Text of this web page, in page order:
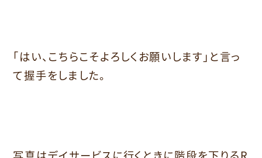
「はい、こちらこそよろしくお願いします」と言っ
て握手をしました。
写真はデイサービスに行くときに階段を下りるR